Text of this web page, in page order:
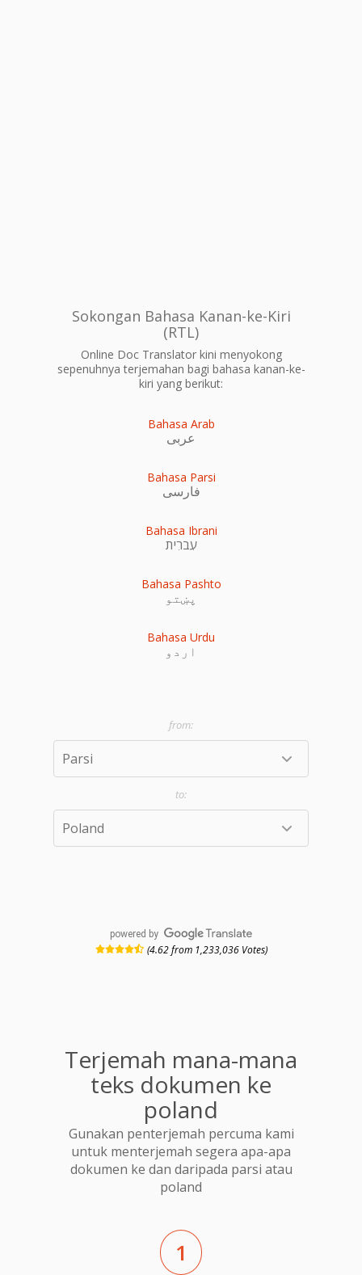
Sokongan Bahasa Kanan-ke-Kiri
(RTL)
Online Doc Translator kini menyokong
sepenuhnya terjemahan bagi bahasa kanan-ke-
kiri yang berikut:
Bahasa Arab
عربى
Bahasa Parsi
فارسی
Bahasa Ibrani
עִברִית
Bahasa Pashto
پښتو
Bahasa Urdu
اردو
powered by
(4.62 from 1,233,036 Votes)
Terjemah mana-mana
teks dokumen ke
poland
Gunakan penterjemah percuma kami
untuk menterjemah segera apa-apa
dokumen ke dan daripada parsi atau
poland
1